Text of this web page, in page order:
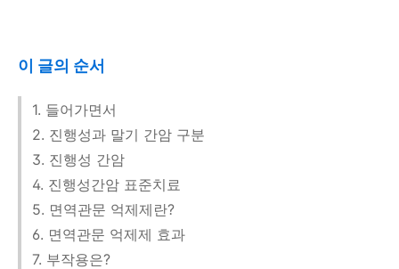
이 글의 순서
1. 들어가면서
2. 진행성과 말기 간암 구분
3. 진행성 간암
4. 진행성간암 표준치료
5. 면역관문 억제제란?
6. 면역관문 억제제 효과
7. 부작용은?